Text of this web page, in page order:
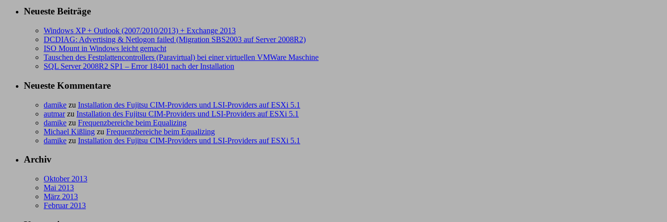
Neueste Beiträge
Windows XP + Outlook (2007/2010/2013) + Exchange 2013
DCDIAG: Advertising & Netlogon failed (Migration SBS2003 auf Server 2008R2)
ISO Mount in Windows leicht gemacht
Tauschen des Festplattencontrollers (Paravirtual) bei einer virtuellen VMWare Maschine
SQL Server 2008R2 SP1 – Error 18401 nach der Installation
Neueste Kommentare
damike zu Installation des Fujitsu CIM-Providers und LSI-Providers auf ESXi 5.1
autmarzu Installation des Fujitsu CIM-Providers und LSI-Providers auf ESXi 5.1
damike zu Frequenzbereiche beim Equalizing
Michael Kißling zu Frequenzbereiche beim Equalizing
damike zu Installation des Fujitsu CIM-Providers und LSI-Providers auf ESXi 5.1
Archiv
Oktober 2013
Mai 2013
März 2013
Februar 2013